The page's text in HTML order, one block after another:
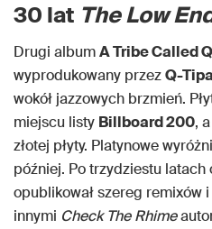
30 lat The Low
Drugi albumA Tribe Called
wyprodukowany przezQ-Tipa
wokół jazzowych brzmień.
miejscu listy Billboard 200,
złotej płyty. Platynowe
później. Po trzydziestu latach
opublikował szereg remixów
innymi Check The Rhime